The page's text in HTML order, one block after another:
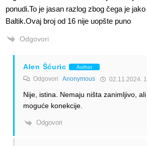
ponudi.To je jasan razlog zbog čega je
Baltik.Ovaj broj od 16 nije uopšte puno
Odgovori
Alen Šćuric Author
Odgovori Anonymous 02.11.2024.
Nije, istina. Nemaju ništa zanimljivo,
moguće konekcije.
Odgovori